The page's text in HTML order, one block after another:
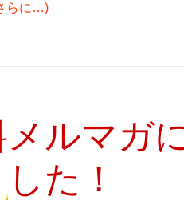
らに…)
ルマガ
た！